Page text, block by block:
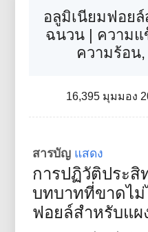
อลูมิเนียมฟอย
ฉนวน | ความ
ความร้อน
16,395 มุมมอง
สารบัญ แสดง
การปฏิวัติประสิ
บทบาทที่ขาดไม่
ฟอยล์สำหรับแ